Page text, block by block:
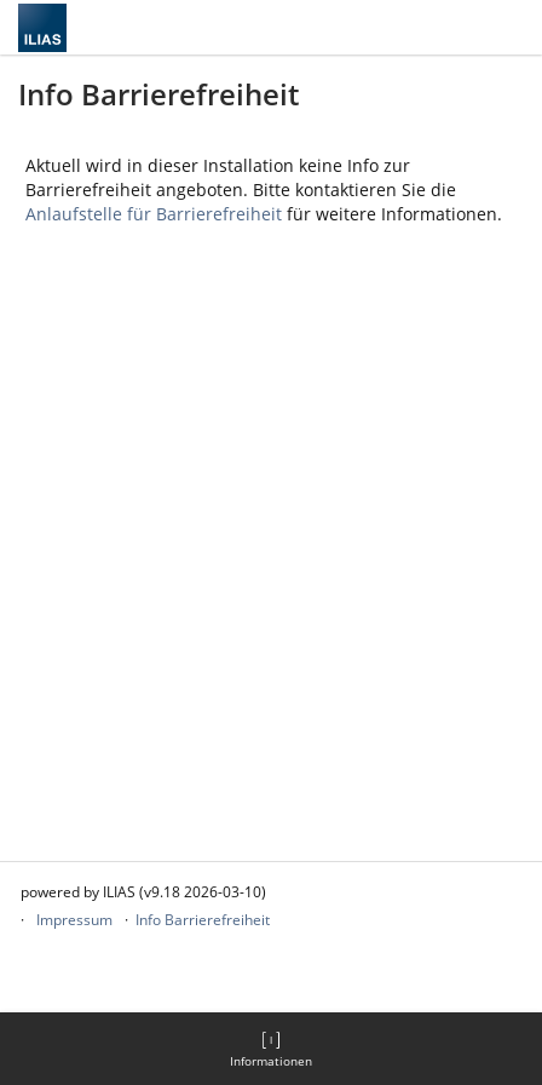
Informationen
Info Barrierefreiheit
Aktuell wird in dieser Installation keine Info zur
Barrierefreiheit angeboten. Bitte kontaktieren Sie die
Anlaufstelle für Barrierefreiheit für weitere Informationen.
powered by ILIAS (v9.18 2026-03-10)
Impressum
Info Barrierefreiheit